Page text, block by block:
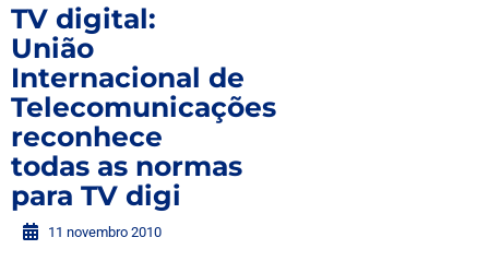
TV digital:
União
Internacional de
Telecomunicações
reconhece
todas as normas
para TV digi
11 novembro 2010